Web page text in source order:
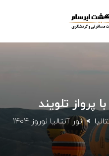
پرواز تلویند
تور آنتالیا نوروز 1404